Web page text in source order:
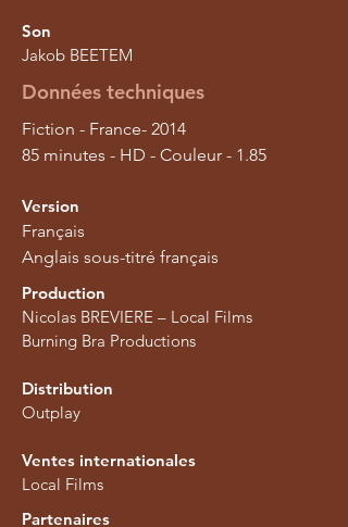
Son
Jakob BEETEM
Données techniques
Fiction - France- 2014
85 minutes - HD - Couleur - 1.85
Version
Français
Anglais sous-titré français
Production
Nicolas BREVIERE – Local Films
Burning Bra Productions
Distribution
Outplay
Ventes internationales
Local Films
Partenaires